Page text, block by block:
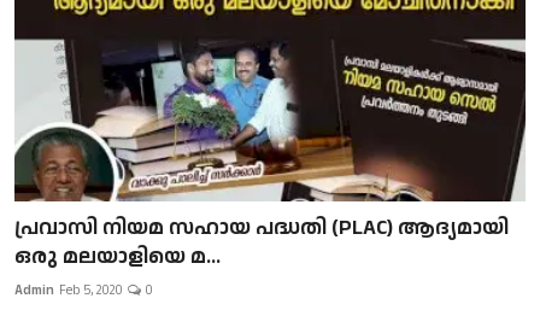
പ്രവാസി നിയമ സഹായ പദ്ധതി (PLAC) ആദ്യമായി
ഒരു മലയാളിയെ മ...
Admin Feb 5, 2020 0